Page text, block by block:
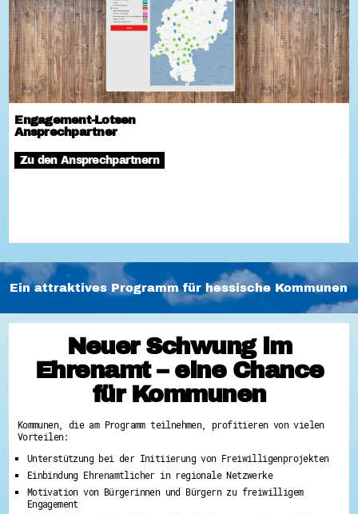
Engagement-Lotsen
Ansprechpartner
Zu den Ansprechpartnern
Ein attraktives Programm für hessische Kommunen
Neuer Schwung im
Ehrenamt – eine Chance
für Kommunen
Kommunen, die am Programm teilnehmen, profitieren von vielen
Vorteilen:
Unterstützung bei der Initiierung von Freiwilligenprojekten
Einbindung Ehrenamtlicher in regionale Netzwerke
Motivation von Bürgerinnen und Bürgern zu freiwilligem
Engagement